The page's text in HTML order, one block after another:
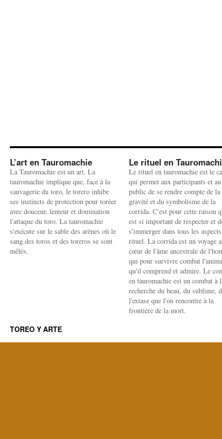
L’art en Tauromachie
La Tauromachie est un art. La
tauromachie implique que, face à la
sauvagerie du toro, le torero inhibe
ses instincts de protection pour toréer
avec douceur, lenteur et domination
l'attaque du toro. La tauromachie
s'exécute sur le sable des arènes où le
sang des toros et des toreros se sont
mêlés.
Le rituel en
Le rituel en tauromachie est le
qui permet aux participants et au
public de se rendre compte de la
gravité et du symbolisme de la
corrida. C'est pour cette raison
est si important de respecter et
s'immerger dans tous les
rituel. La corrida est un voyage
cœur de l'âme ancestrale de
qui pour survivre combat
qu'il comprend et admire. Le
en tauromachie est un combat à
recherche du beau, du sublime,
l'extase que l'on rencontre à la
frontière de la mort.
TOREO Y ARTE